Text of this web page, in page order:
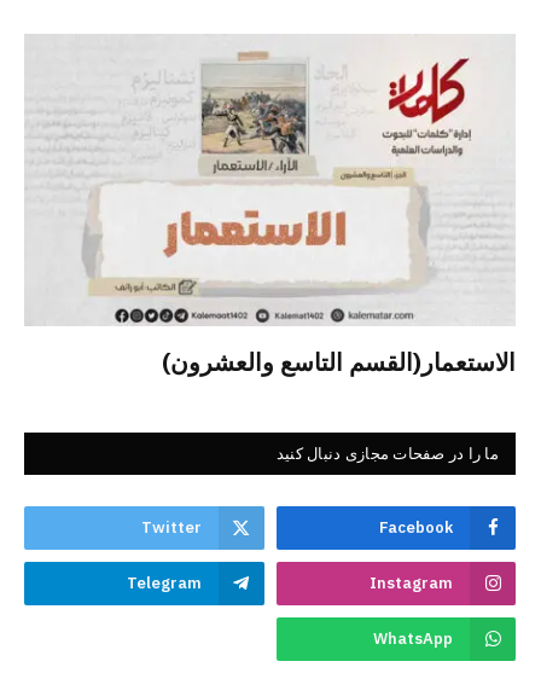
الاستعمار(القسم التاسع والعشرون)
ما را در صفحات مجازی دنبال کنید
Facebook
Twitter
Instagram
Telegram
WhatsApp